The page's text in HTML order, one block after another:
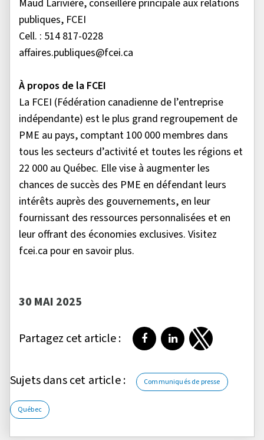
Maud Larivière, conseillère principale aux relations
publiques, FCEI
Cell. : 514 817-0228
affaires.publiques@fcei.ca
À propos de la FCEI
La FCEI (Fédération canadienne de l’entreprise
indépendante) est le plus grand regroupement de
PME au pays, comptant 100 000 membres dans
tous les secteurs d’activité et toutes les régions et
22 000 au Québec. Elle vise à augmenter les
chances de succès des PME en défendant leurs
intérêts auprès des gouvernements, en leur
fournissant des ressources personnalisées et en
leur offrant des économies exclusives. Visitez
fcei.ca pour en savoir plus.
30 MAI 2025
Partagez cet article : Partager sur Facebook
Partager surPartager sur
Sujets dans cet article : Communiqués de presse
Québec